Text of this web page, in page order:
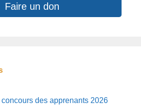
Faire un don
des apprenants 2026